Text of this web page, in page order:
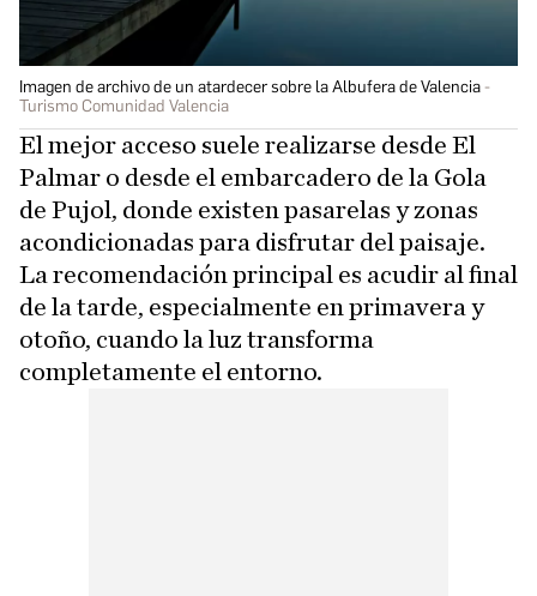
Imagen de archivo de un atardecer sobre la Albufera de Valencia
Turismo Comunidad Valencia
El mejor acceso suele realizarse desde El
Palmar o desde el embarcadero de la Gola
de Pujol, donde existen pasarelas y zonas
acondicionadas para disfrutar del paisaje.
La recomendación principal es acudir al final
de la tarde, especialmente en primavera y
otoño, cuando la luz transforma
completamente el entorno.